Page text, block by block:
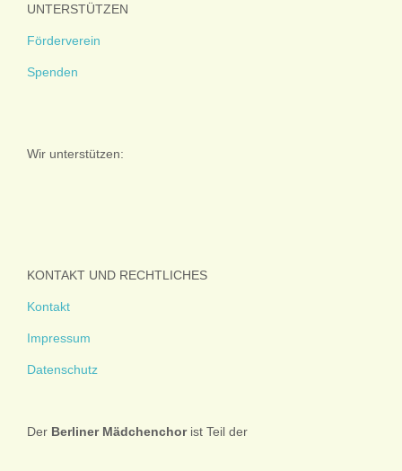
UNTERSTÜTZEN
Förderverein
Spenden
Wir unterstützen:
KONTAKT UND RECHTLICHES
Kontakt
Impressum
Datenschutz
Der Berliner Mädchenchorist Teil der